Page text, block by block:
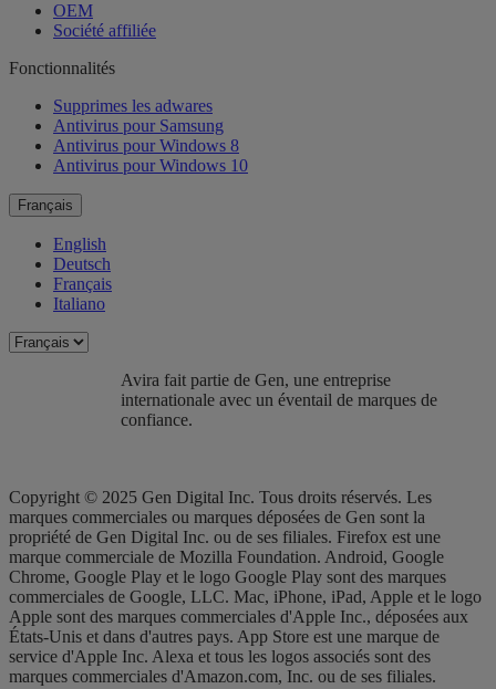
OEM
Société affiliée
Fonctionnalités
Supprimes les adwares
Antivirus pour Samsung
Antivirus pour Windows 8
Antivirus pour Windows 10
Français
English
Deutsch
Français
Italiano
Avira fait partie de Gen, une entreprise
internationale avec un éventail de marques de
confiance.​
Copyright © 2025 Gen Digital Inc. Tous droits réservés. Les
marques commerciales ou marques déposées de Gen sont la
propriété de Gen Digital Inc. ou de ses filiales. Firefox est une
marque commerciale de Mozilla Foundation. Android, Google
Chrome, Google Play et le logo Google Play sont des marques
commerciales de Google, LLC. Mac, iPhone, iPad, Apple et le logo
Apple sont des marques commerciales d'Apple Inc., déposées aux
États-Unis et dans d'autres pays. App Store est une marque de
service d'Apple Inc. Alexa et tous les logos associés sont des
marques commerciales d'Amazon.com, Inc. ou de ses filiales.